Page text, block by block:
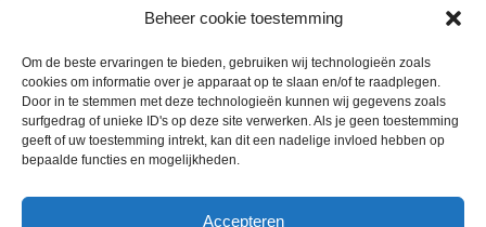
Beheer cookie toestemming
Om de beste ervaringen te bieden, gebruiken wij technologieën zoals
cookies om informatie over je apparaat op te slaan en/of te raadplegen.
Door in te stemmen met deze technologieën kunnen wij gegevens zoals
surfgedrag of unieke ID's op deze site verwerken. Als je geen toestemming
geeft of uw toestemming intrekt, kan dit een nadelige invloed hebben op
bepaalde functies en mogelijkheden.
Accepteren
Wie zijn wij
Contact met onze inkoop
Klantenservice
Annuleer & Retourbeleid